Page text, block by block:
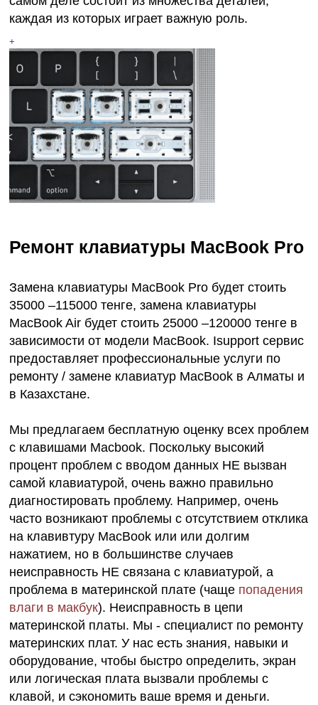
каждая из которых играет важную роль.
+
Ремонт клавиатуры MacBook Pro
Замена клавиатуры MacBook Pro будет стоить
35000 –115000 тенге, замена клавиатуры
MacBook Air будет стоить 25000 –120000 тенге в
зависимости от модели MacBook. Isupport сервис
предоставляет профессиональные услуги по
ремонту / замене клавиатур MacBook в Алматы и
в Казахстане.
Мы предлагаем бесплатную оценку всех проблем
с клавишами Macbook. Поскольку высокий
процент проблем с вводом данных НЕ вызван
самой клавиатурой, очень важно правильно
диагностировать проблему. Например, очень
часто возникают проблемы с отсутствием отклика
на клавивтуру MacBook или или долгим
нажатием, но в большинстве случаев
неисправность НЕ связана с клавиатурой, а
проблема в материнской плате (чаще попадения
влаги в макбук). Неисправность в цепи
материнской платы. Мы - специалист по ремонту
материнских плат. У нас есть знания, навыки и
оборудование, чтобы быстро определить, экран
или логическая плата вызвали проблемы с
клавой, и сэкономить ваше время и деньги.